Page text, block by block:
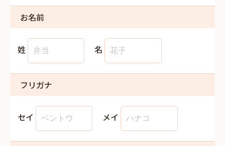
お名前
姓 名
フリガナ
セイ メイ